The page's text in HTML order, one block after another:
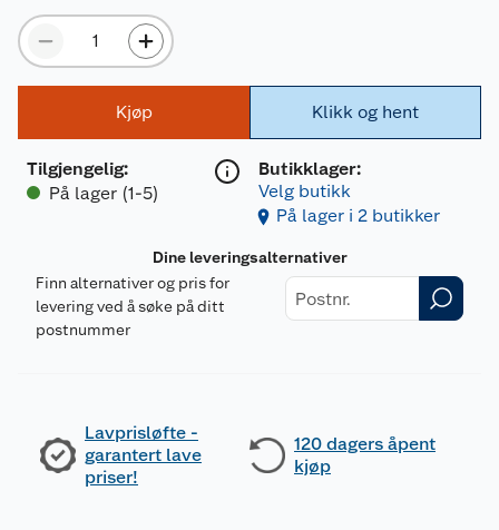
Kjøp
Tilgjengelig:
På lager (1-5)
Klikk og hent
Butikklager:
Velg butikk
På lager i 2 butikker
Dine leveringsalternativer
Finn alternativer og pris for
levering ved å søke på ditt
postnummer
Lavprisløfte -
garantert lave
priser!
120 dagers åpent
kjøp